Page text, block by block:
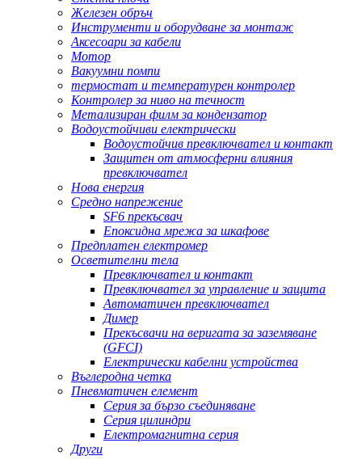
Железен обръч
Инструменти и оборудване за монтаж
Аксесоари за кабели
Мотор
Вакуумни помпи
термостат и температурен контролер
Контролер за ниво на течност
Метализиран филм за кондензатор
Водоустойчиви електрически
Водоустойчив превключвател и контакт
Защитен от атмосферни влияния
превключвател
Нова енергия
Средно напрежение
SF6 прекъсвач
Епоксидна мрежа за шкафове
Предплатен електромер
Осветителни тела
Превключвател и контакт
Превключвател за управление и защита
Автоматичен превключвател
Димер
Прекъсвачи на веригата за заземяване
(GFCI)
Електрически кабелни устройства
Въглеродна четка
Пневматичен елемент
Серия за бързо съединяване
Серия цилиндри
Електромагнитна серия
Други